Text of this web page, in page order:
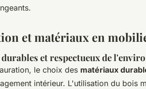
et matériaux en
et respectueux de
le choix des matériaux
intérieur. L'utilisation du bois